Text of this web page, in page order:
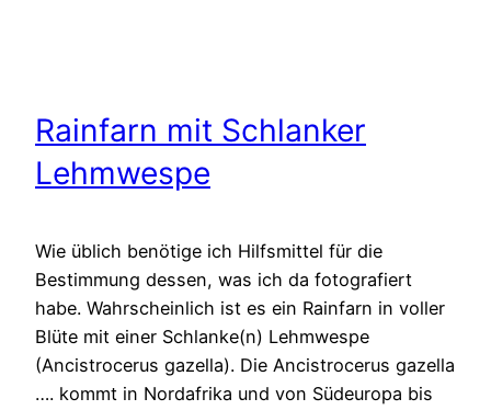
Rainfarn mit Schlanker
Lehmwespe
Wie üblich benötige ich Hilfsmittel für die
Bestimmung dessen, was ich da fotografiert
habe. Wahrscheinlich ist es ein Rainfarn in voller
Blüte mit einer Schlanke(n) Lehmwespe
(Ancistrocerus gazella). Die Ancistrocerus gazella
…. kommt in Nordafrika und von Südeuropa bis